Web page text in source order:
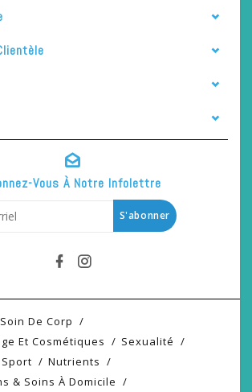
Vous À Notre Infolettre
S'abonner
Soin De Corp
Et Cosmétiques
Sexualité
Nutrients
& Soins À Domicile